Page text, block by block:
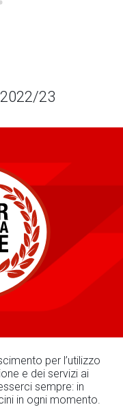
23
per l’utilizzo
e dei servizi ai
sempre: in
in ogni momento.